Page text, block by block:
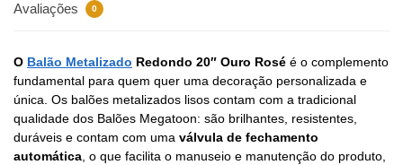
Avaliações 0
O Balão Metalizado Redondo 20″ Ouro Rosé é o complemento
fundamental para quem quer uma decoração personalizada e
única. Os balões metalizados lisos contam com a tradicional
qualidade dos Balões Megatoon: são brilhantes, resistentes,
duráveis e contam com uma válvula de fechamento
automática , o que facilita o manuseio e manutenção do produto,